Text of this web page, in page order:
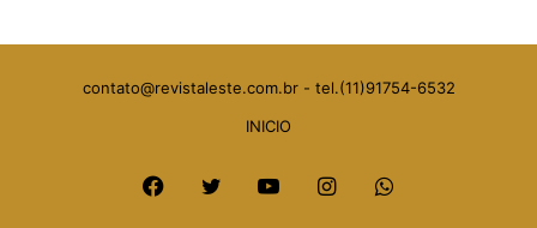
contato@revistaleste.com.br- tel.(11)91754-6532
INICIO
Facebook
Twitter YouTubeInstagramWhatsApp